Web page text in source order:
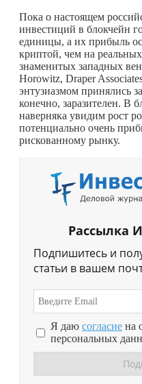
Пока о настоящем
инвестиций в блокчейн
единицы, а их прибыль
криптой, чем на
знаменитых западных
Horowitz, Draper
энтузиазмом принялись
конечно, заразителен.
наверняка увидим рост
потенциально очень
рискованному рынку.
Рассылка
Подпишитесь и
статьи в вашем
Я даю согласие на
персональных